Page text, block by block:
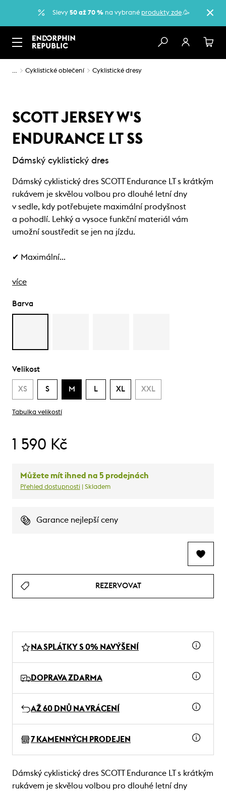
Slevy 50 až 70 % na vybrané produkty zde.🥳
… Cyklistické oblečení Cyklistické dresy
SCOTT JERSEY W'S
ENDURANCE LT SS
Dámský cyklistický dres
Dámský cyklistický dres SCOTT Endurance LT s krátkým
rukávem je skvělou volbou pro dlouhé letní dny
v sedle, kdy potřebujete maximální prodyšnost
a pohodlí. Lehký a vysoce funkční materiál vám
umožní soustředit se jen na jízdu.
✔ Maximální…
více
Barva
Velikost
XS S M L XL XXL
Tabulka velikostí
1 590 Kč
Můžete mít ihned na 5 prodejnách
Přehled dostupnosti | Skladem
Garance nejlepší ceny
REZERVOVAT
NA SPLÁTKY S 0% NAVÝŠENÍ
DOPRAVA ZDARMA
AŽ 60 DNŮ NA VRÁCENÍ
7 KAMENNÝCH PRODEJEN
Dámský cyklistický dres SCOTT Endurance LT s krátkým
rukávem je skvělou volbou pro dlouhé letní dny